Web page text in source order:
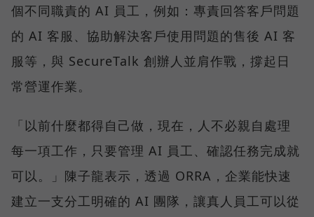
個不同職責的 AI 員工，例如：專責回答客戶問題
的 AI 客服、協助解決客戶使用問題的售後 AI 客
服等，與 SecureTalk 創辦人並肩作戰，撐起日
常營運作業。
「以前什麼都得自己做，現在，人不必親自處理
每一項工作，只要管理 AI 員工、確認任務完成就
可以。」陳子龍表示，透過 ORRA，企業能快速
建立一支分工明確的 AI 團隊，讓真人員工可以從